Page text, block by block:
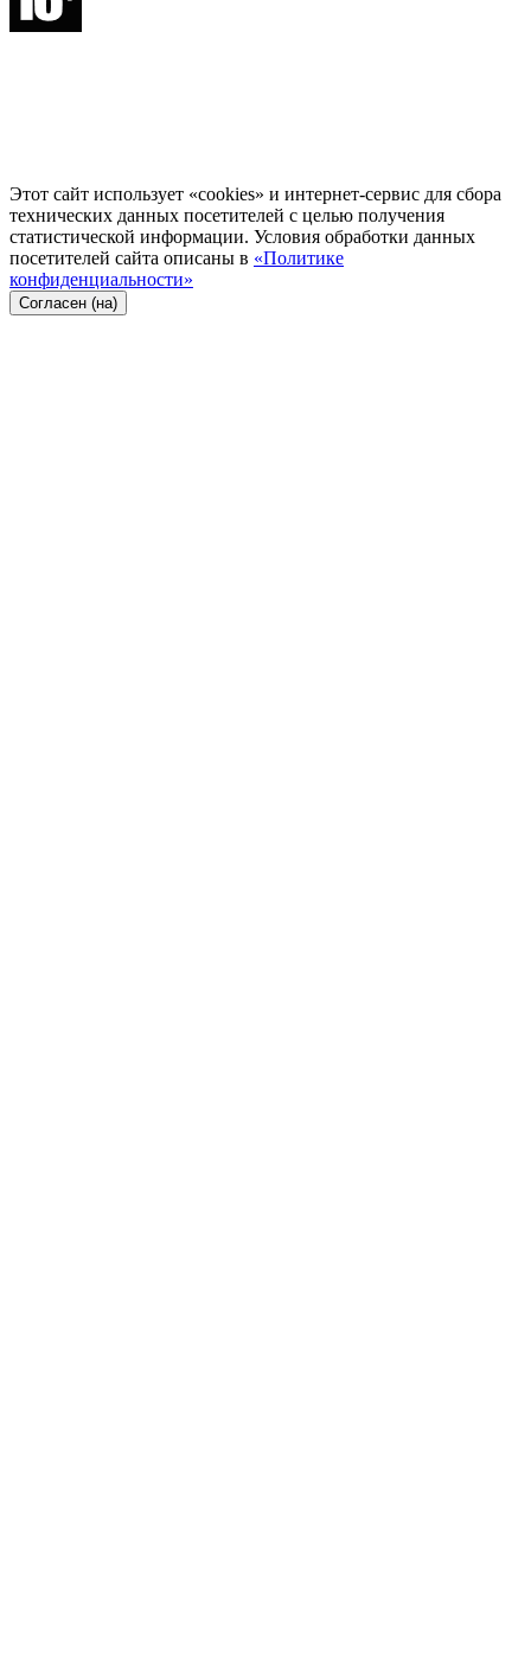
Этот сайт использует «cookies» и интернет-сервис для сбора
технических данных посетителей с целью получения
статистической информации. Условия обработки данных
посетителей сайта описаны в «Политике
конфиденциальности»
Согласен (на)